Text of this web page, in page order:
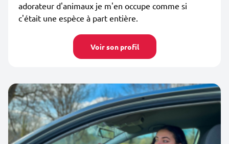
adorateur d'animaux je m'en occupe comme si
c'était une espèce à part entière.
Voir son profil